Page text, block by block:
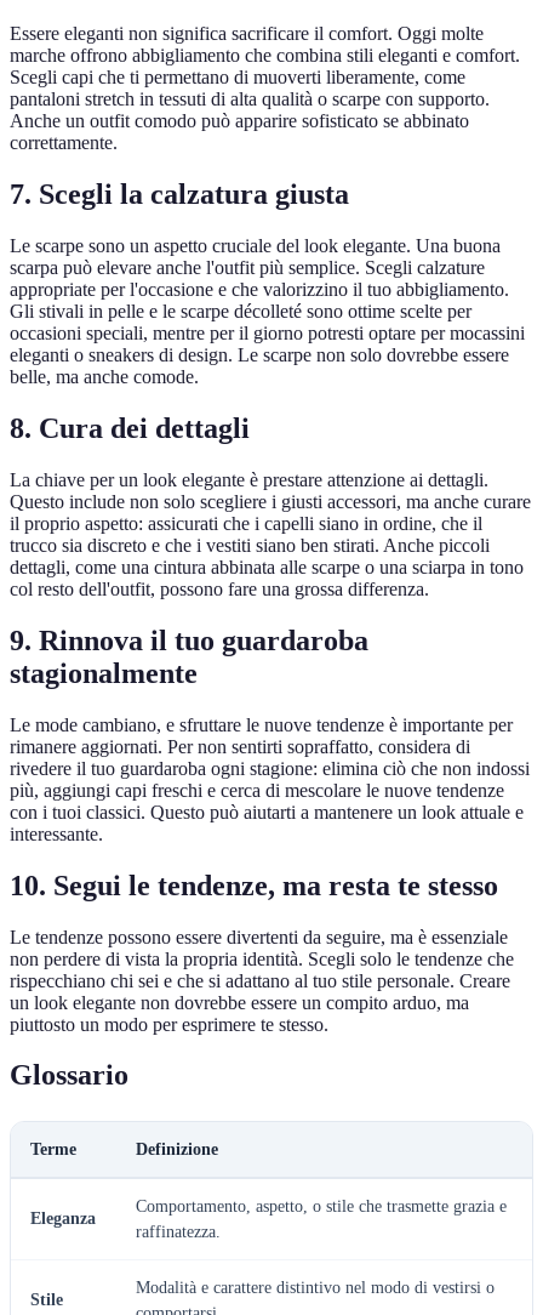
Essere eleganti non significa sacrificare il comfort. Oggi molte
marche offrono abbigliamento che combina stili eleganti e comfort.
Scegli capi che ti permettano di muoverti liberamente, come
pantaloni stretch in tessuti di alta qualità o scarpe con supporto.
Anche un outfit comodo può apparire sofisticato se abbinato
correttamente.
7. Scegli la calzatura giusta
Le scarpe sono un aspetto cruciale del look elegante. Una buona
scarpa può elevare anche l'outfit più semplice. Scegli calzature
appropriate per l'occasione e che valorizzino il tuo abbigliamento.
Gli stivali in pelle e le scarpe décolleté sono ottime scelte per
occasioni speciali, mentre per il giorno potresti optare per mocassini
eleganti o sneakers di design. Le scarpe non solo dovrebbe essere
belle, ma anche comode.
8. Cura dei dettagli
La chiave per un look elegante è prestare attenzione ai dettagli.
Questo include non solo scegliere i giusti accessori, ma anche curare
il proprio aspetto: assicurati che i capelli siano in ordine, che il
trucco sia discreto e che i vestiti siano ben stirati. Anche piccoli
dettagli, come una cintura abbinata alle scarpe o una sciarpa in tono
col resto dell'outfit, possono fare una grossa differenza.
9. Rinnova il tuo guardaroba
stagionalmente
Le mode cambiano, e sfruttare le nuove tendenze è importante per
rimanere aggiornati. Per non sentirti sopraffatto, considera di
rivedere il tuo guardaroba ogni stagione: elimina ciò che non indossi
più, aggiungi capi freschi e cerca di mescolare le nuove tendenze
con i tuoi classici. Questo può aiutarti a mantenere un look attuale e
interessante.
10. Segui le tendenze, ma resta te stesso
Le tendenze possono essere divertenti da seguire, ma è essenziale
non perdere di vista la propria identità. Scegli solo le tendenze che
rispecchiano chi sei e che si adattano al tuo stile personale. Creare
un look elegante non dovrebbe essere un compito arduo, ma
piuttosto un modo per esprimere te stesso.
Glossario
Terme Definizione
Eleganza
Comportamento, aspetto, o stile che trasmette grazia e
raffinatezza.
Stile
Modalità e carattere distintivo nel modo di vestirsi o